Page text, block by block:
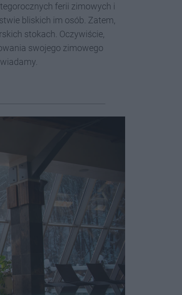
ferii zimowych i
bliskich im osób. Zatem,
stokach. Oczywiście,
swojego zimowego